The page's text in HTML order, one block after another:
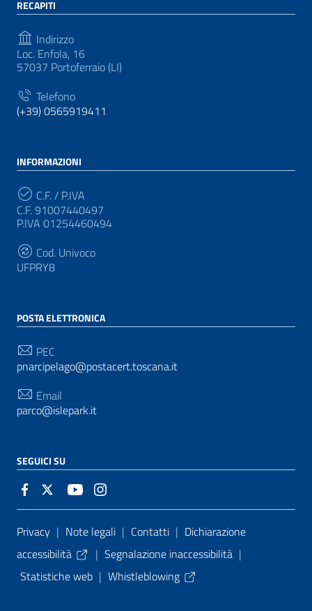
RECAPITI
Indirizzo
Loc. Enfola, 16
57037 Portoferraio (LI)
Telefono
(+39) 0565919411
INFORMAZIONI
C.F. / P.IVA
C.F. 91007440497
P.IVA 01254460494
Cod. Univoco
UFPRY8
POSTA ELETTRONICA
PEC
pnarcipelago@postacert.toscana.it
Email
parco@islepark.it
SEGUICI SU
Sezione Link Utili
Privacy | Note legali | Contatti | Dichiarazione
accessibilità
| Segnalazione inaccessibilità |
Statistiche web | Whistleblowing